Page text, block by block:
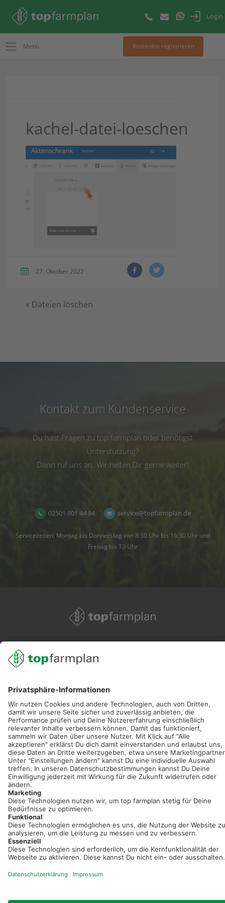
Login
Menü Kostenlos registrieren
kachel-datei-loeschen
27. Oktober 2022
« Dateien löschen
Kontakt zum Kundenservice
Du hast Fragen zu top farmplan oder benötigst
Unterstützung?
Dann ruf uns an. Wir helfen Dir gerne weiter!
02501 801 44 84 service@topfarmplan.de
Servicezeiten: Montag bis Donnerstag von 8:30 Uhr bis 16:30 Uhr und
Freitag bis 13 Uhr
service@topfarmplan.de
Sei immer auf dem Laufenden!
Neue Features, spannende Tipps und hilfreiche Anleitungen!
Registriere dich kostenlos!
einfach und bequem!
Kostenlos registrieren & sofort starten